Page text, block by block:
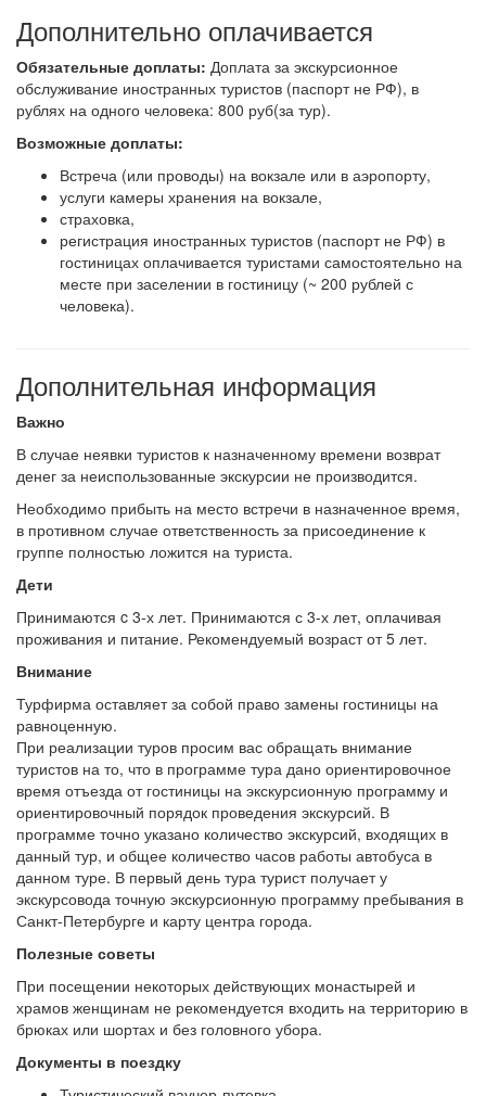
Дополнительно оплачивается
Обязательные доплаты: Доплата за экскурсионное
обслуживание иностранных туристов (паспорт не РФ), в
рублях на одного человека: 800 руб(за тур).
Возможные доплаты:
Встреча (или проводы) на вокзале или в аэропорту,
услуги камеры хранения на вокзале,
страховка,
регистрация иностранных туристов (паспорт не РФ) в
гостиницах оплачивается туристами самостоятельно на
месте при заселении в гостиницу (~ 200 рублей с
человека).
Дополнительная информация
Важно
В случае неявки туристов к назначенному времени возврат
денег за неиспользованные экскурсии не производится.
Необходимо прибыть на место встречи в назначенное время,
в противном случае ответственность за присоединение к
группе полностью ложится на туриста.
Дети
Принимаются c 3-х лет. Принимаются с 3-х лет, оплачивая
проживания и питание. Рекомендуемый возраст от 5 лет.
Внимание
Турфирма оставляет за собой право замены гостиницы на
равноценную.
При реализации туров просим вас обращать внимание
туристов на то, что в программе тура дано ориентировочное
время отъезда от гостиницы на экскурсионную программу и
ориентировочный порядок проведения экскурсий. В
программе точно указано количество экскурсий, входящих в
данный тур, и общее количество часов работы автобуса в
данном туре. В первый день тура турист получает у
экскурсовода точную экскурсионную программу пребывания в
Санкт-Петербурге и карту центра города.
Полезные советы
При посещении некоторых действующих монастырей и
храмов женщинам не рекомендуется входить на территорию в
брюках или шортах и без головного убора.
Документы в поездку